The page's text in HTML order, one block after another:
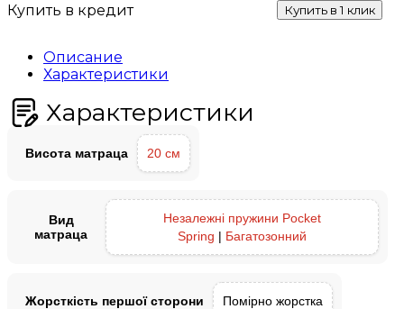
Купить в кредит Купить в 1 клик
Описание
Характеристики
Характеристики
Висота матраца 20 см
Вид
матраца
Незалежні пружини Pocket
Spring | Багатозонний
Жорсткість першої сторони Помірно жорстка